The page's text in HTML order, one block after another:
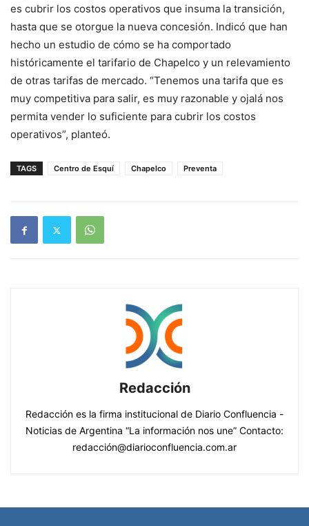
es cubrir los costos operativos que insuma la transición,
hasta que se otorgue la nueva concesión. Indicó que han
hecho un estudio de cómo se ha comportado
históricamente el tarifario de Chapelco y un relevamiento
de otras tarifas de mercado. “Tenemos una tarifa que es
muy competitiva para salir, es muy razonable y ojalá nos
permita vender lo suficiente para cubrir los costos
operativos”, planteó.
TAGS Centro de Esquí Chapelco Preventa
Redacción
Redacción es la firma institucional de Diario Confluencia -
Noticias de Argentina “La información nos une” Contacto:
redacción@diarioconfluencia.com.ar